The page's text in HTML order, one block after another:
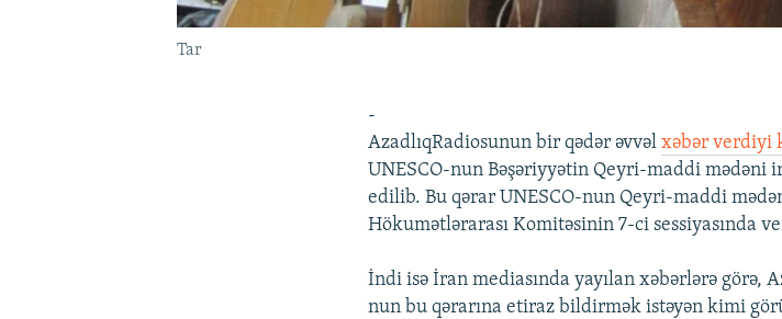
Tar
-
AzadlıqRadiosunun bir qədər əvvəlxəbər verdiyi
UNESCO-nun Bəşəriyyətin Qeyri-maddi mədəni
edilib. Bu qərar UNESCO-nun Qeyri-maddi
Hökumətlərarası Komitəsinin 7-ci sessiyasında
İndi isə İran mediasında yayılan xəbərlərə görə,
nun bu qərarına etiraz bildirmək istəyən kimi